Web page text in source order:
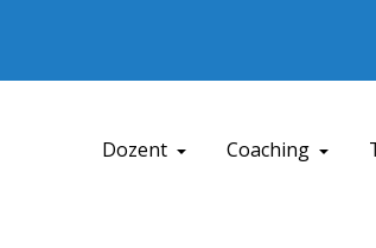
Dozent Coaching